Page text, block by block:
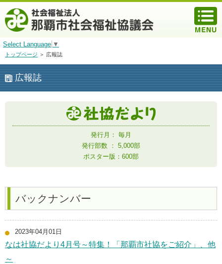
Select Language ▼
トップページ ＞ 広報誌
広報誌
発行月： 毎月
発行部数 ： 5,000部
ポスター版：600部
バックナンバー
2023年04月01日
なは社協だより4月号～特集！「那覇市社協をご紹介」、他
～